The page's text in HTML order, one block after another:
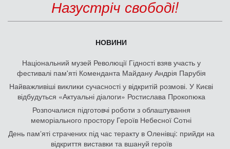
Назустріч свободі!
НОВИНИ
Національний музей Революції Гідності взяв участь у
фестивалі пам'яті Коменданта Майдану Андрія Парубія
Найважливіші виклики сучасності у відкритій розмові. У Києві
відбудуться «Актуальні діалоги» Ростислава Прокопюка
Розпочалися підготовчі роботи з облаштування
меморіального простору Героїв Небесної Сотні
День памʼяті страчених під час теракту в Оленівці: прийди на
відкриття виставки та вшануй героїв